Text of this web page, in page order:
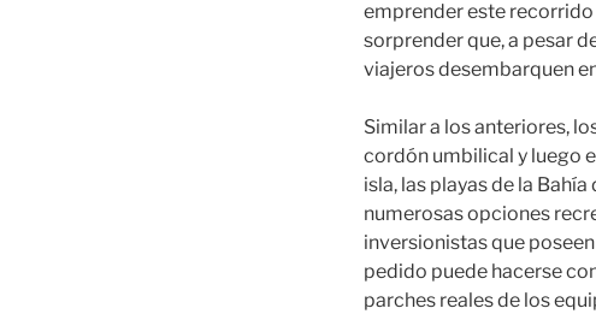
emprender este recorrido
sorprender que, a pesar
viajeros desembarquen
Similar a los anteriores,
cordón umbilical y luego
isla, las playas de la
numerosas opciones
inversionistas que
pedido puede hacerse
parches reales de los